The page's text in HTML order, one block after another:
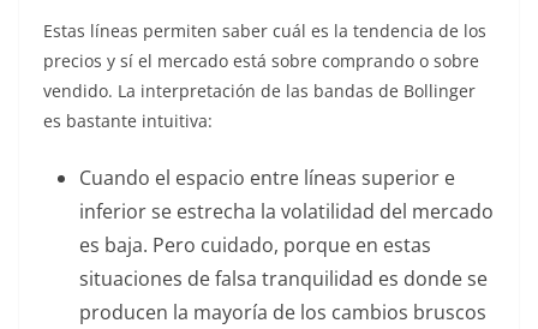
Estas líneas permiten saber cuál es la tendencia de los
precios y sí el mercado está sobre comprando o sobre
vendido. La interpretación de las bandas de Bollinger
es bastante intuitiva:
Cuando el espacio entre líneas superior e
inferior se estrecha la volatilidad del mercado
es baja. Pero cuidado, porque en estas
situaciones de falsa tranquilidad es donde se
producen la mayoría de los cambios bruscos